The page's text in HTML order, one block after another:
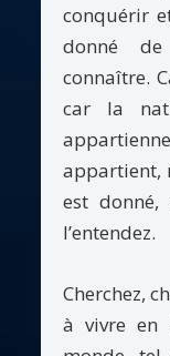
conquérir
donné
connaître.
car la
appartient,
est
l’entendez.
Cherchez,
à vivre en